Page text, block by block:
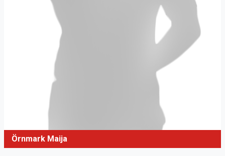
Örnmark Maija